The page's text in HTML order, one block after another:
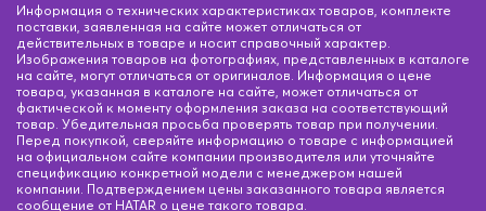
Информация о технических характеристиках товаров, комплекте
поставки, заявленная на сайте может отличаться от
действительных в товаре и носит справочный характер.
Изображения товаров на фотографиях, представленных в каталоге
на сайте, могут отличаться от оригиналов. Информация о цене
товара, указанная в каталоге на сайте, может отличаться от
фактической к моменту оформления заказа на соответствующий
товар. Убедительная просьба проверять товар при получении.
Перед покупкой, сверяйте информацию о товаре с информацией
на официальном сайте компании производителя или уточняйте
спецификацию конкретной модели с менеджером нашей
компании. Подтверждением цены заказанного товара является
сообщение от HATAR о цене такого товара.